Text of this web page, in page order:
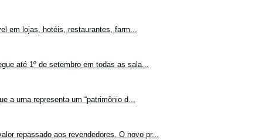
em lojas, hotéis, restaurantes, farm...
até 1º de setembro em todas as sala...
a urna representa um “patrimônio d...
repassado aos revendedores. O novo pr...